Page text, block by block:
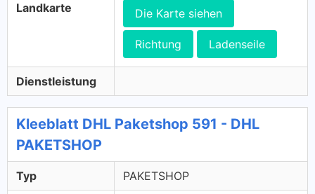
Landkarte Die Karte siehen
Richtung Ladenseile
Dienstleistung
Kleeblatt DHL Paketshop 591 - DHL
PAKETSHOP
Typ PAKETSHOP